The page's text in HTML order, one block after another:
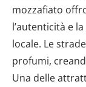
mozzafiato
l’autenticità e
locale. Le
profumi,
Una delle